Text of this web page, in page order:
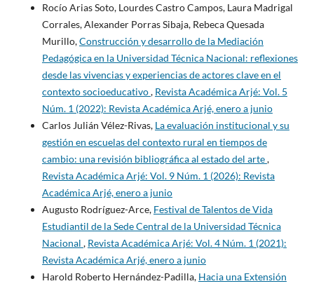
Rocío Arias Soto, Lourdes Castro Campos, Laura Madrigal
Corrales, Alexander Porras Sibaja, Rebeca Quesada
Murillo,Construcción y desarrollo de la Mediación
Pedagógica en la Universidad Técnica Nacional: reflexiones
desde las vivencias y experiencias de actores clave en el
contexto socioeducativo, Revista Académica Arjé: Vol. 5
Núm. 1 (2022): Revista Académica Arjé, enero a junio
Carlos Julián Vélez-Rivas, La evaluación institucional y su
gestión en escuelas del contexto rural en tiempos de
cambio: una revisión bibliográfica al estado del arte,
Revista Académica Arjé: Vol. 9 Núm. 1 (2026): Revista
Académica Arjé, enero a junio
Augusto Rodríguez-Arce, Festival de Talentos de Vida
Estudiantil de la Sede Central de la Universidad Técnica
Nacional , Revista Académica Arjé: Vol. 4 Núm. 1 (2021):
Revista Académica Arjé, enero a junio
Harold Roberto Hernández-Padilla, Hacia una Extensión